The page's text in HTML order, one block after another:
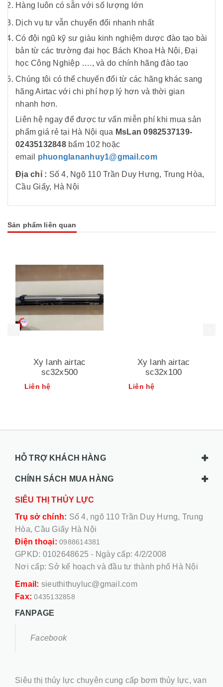
Hàng luôn có sẵn với số lượng lớn
Dịch vụ tư vẫn chuyển đổi nhanh nhất
Có đội ngũ kỹ sư giàu kinh nghiệm dược đào tạo bài
bản từ các trường đại học Bách Khoa Hà Nội, Đại
học Công Nghiệp …., và do chính hãng đào tạo
Chúng tôi có thể chuyển đổi từ các hãng khác sang
hãng Airtac với chi phí hợp lý hơn và thời gian
nhanh hơn.
Liên hệ ngay để được tư vấn miễn phí khi mua sản
phẩm giá rẻ tại Hà Nội qua MsLan 0982537139-
02435132848bấm 102 hoặc
email phuonglananhuy1@gmail.com
Địa chỉ : Số 4, Ngõ 110 Trần Duy Hưng, Trung Hòa,
Cầu Giấy, Hà Nội
Sản phẩm liên quan
Xy lanh airtac
sc32x500
Liên hệ
Xy lanh airtac
sc32x100
Liên hệ
HỖ TRỢ KHÁCH HÀNG
CHÍNH SÁCH MUA HÀNG
SIÊU THỊ THỦY LỰC
Trụ sở chính: Số 4, ngõ 110 Trần Duy Hưng, Trung
Hòa, Cầu Giấy Hà Nội
Điện thoại: 0988614381
GPKD: 0102648625 - Ngày cấp: 4/2/2008
Nơi cấp: Sở kế hoạch và đầu tư thành phố Hà Nội
Email: sieuthithuyluc@gmail.com
Fax:0435132858
FANPAGE
Facebook
Siêu thị thủy lực chuyên cung cấp bơm thủy lực, van